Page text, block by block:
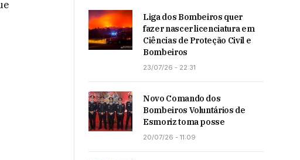
Liga dos Bombeiros quer
fazer nascer licenciatura em
Ciências de Proteção Civil e
Bombeiros
23/07/26 - 22:31
Novo Comando dos
Bombeiros Voluntários de
Esmoriz toma posse
20/07/26 - 11:09